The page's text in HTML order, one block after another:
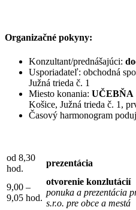
Organizačné pokyny:
Konzultant/prednášajúci:
Usporiadateľ: obchodná
Južná trieda č. 1
Miesto konania: UČEBŇA
Košice, Južná trieda č. 1,
Časový harmonogram
od 8,30
hod.
prezentácia
9,00 –
9,05 hod.
otvorenie konzlutácií
ponuka a prezentácia
s.r.o. pre obce a mestá